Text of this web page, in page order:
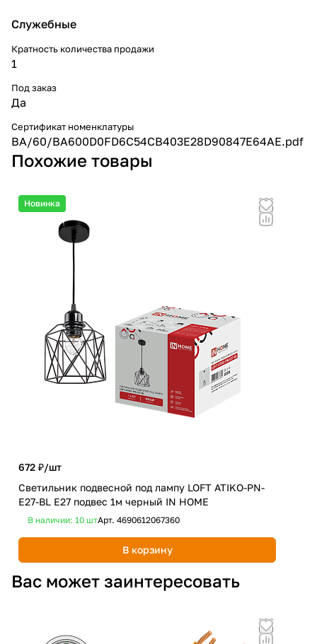
Служебные
Кратность количества продажи
1
Под заказ
Да
Сертификат номенклатуры
BA/60/BA600D0FD6C54CB403E28D90847E64AE.pdf
Похожие товары
Новинка
672 ₽/шт
Светильник подвесной под лампу LOFT ATIKO-PN-
E27-BL Е27 подвес 1м черный IN HOME
В наличии: 10 штАрт. 4690612067360
В корзину
Вас может заинтересовать